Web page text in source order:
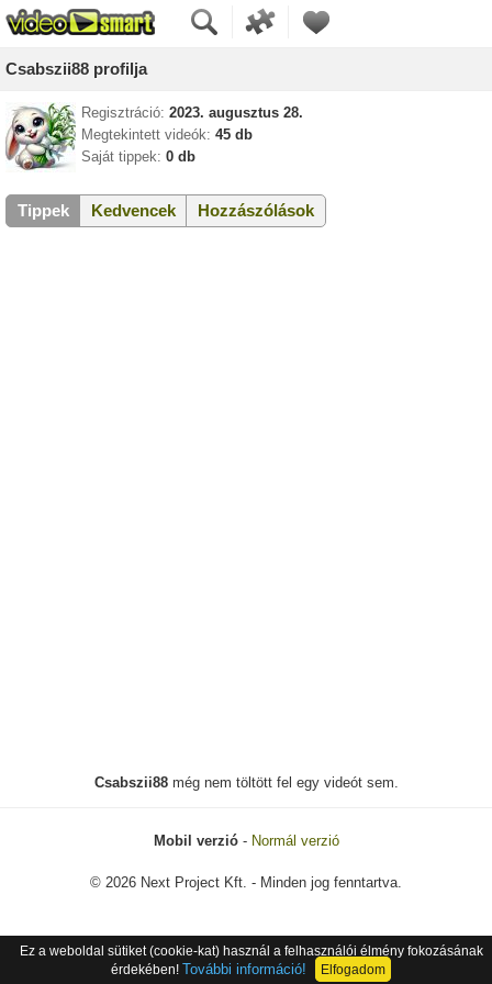
Csabszii88 profilja
Regisztráció: 2023. augusztus 28.
Megtekintett videók: 45 db
Saját tippek: 0 db
Tippek Kedvencek Hozzászólások
Csabszii88még nem töltött fel egy videót sem.
Mobil verzió- Normál verzió
© 2026 Next Project Kft. - Minden jog fenntartva.
Ez a weboldal sütiket (cookie-kat) használ a felhasználói élmény fokozásának
érdekében! További információ! Elfogadom